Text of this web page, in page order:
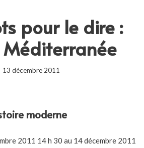
pour le dire :
13 décembre 2011
moderne
2011 14 h 30 au 14 décembre 2011